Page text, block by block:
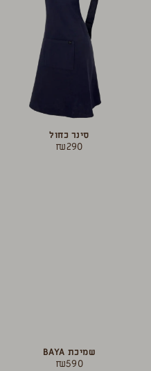
סינר כחול
₪290
שמיכת BAYA
₪590